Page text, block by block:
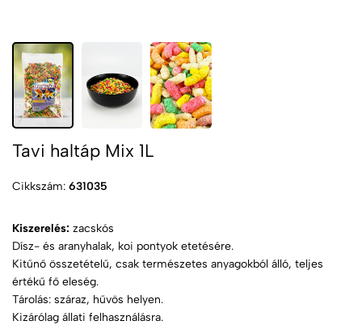
Tavi haltáp Mix 1L
Cikkszám: 631035
Kiszerelés: zacskós
Dísz- és aranyhalak, koi pontyok etetésére.
Kitűnő összetételű, csak természetes anyagokból álló, teljes
értékű fő eleség.
Tárolás: száraz, hűvös helyen.
Kizárólag állati felhasználásra.